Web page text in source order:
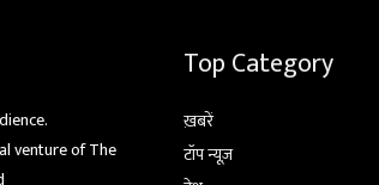
venture of The
Top Category
ख़बरें
टॉप न्यूज़